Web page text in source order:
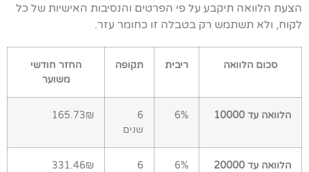
הצעת הלוואה תיקבע על פי הפרטים והנסיבות האישיות של כל
לקוח, ולא תשתמש רק בטבלה זו כחומר עזר.
סכום הלוואה ריבית תקופה
החזר חודשי
משוער
הלוואה עד 10000 6%
6
שנים
165.73₪
הלוואה עד 20000 6%
6
331.46₪